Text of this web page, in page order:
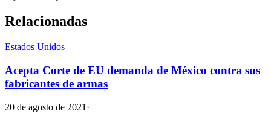
Relacionadas
Estados Unidos
Acepta Corte de EU demanda de México contra sus
fabricantes de armas
20 de agosto de 2021 ·